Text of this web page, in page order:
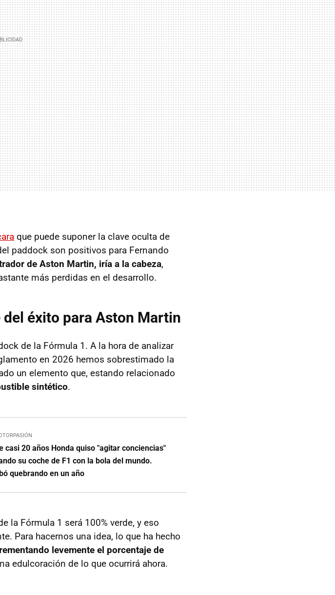
que puede suponer la clave oculta de
paddock son positivos para Fernando
de Aston Martin, iría a la cabeza,
más perdidas en el desarrollo.
éxito para Aston Martin
de la Fórmula 1. A la hora de analizar
en 2026 hemos sobrestimado la
un elemento que, estando relacionado
sintético.
casi 20 años Honda quiso "agitar conciencias"
su coche de F1 con la bola del mundo.
quebrando en un año
la Fórmula 1 será 100% verde, y eso
Para hacernos una idea, lo que ha hecho
levemente el porcentaje de
edulcoración de lo que ocurrirá ahora.